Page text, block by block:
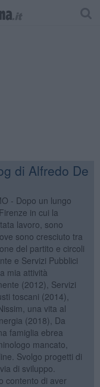
di Alfredo De
- Dopo un lungo
in cui la
lavoro, sono
sono cresciuto tra
del partito e circoli
e Servizi Pubblici
mia attività
(2012), Servizi
toscani (2014),
una vita al
(2018), Da
famiglia ebrea
mancato,
Svolgo progetti di
di sviluppo.
contento di aver